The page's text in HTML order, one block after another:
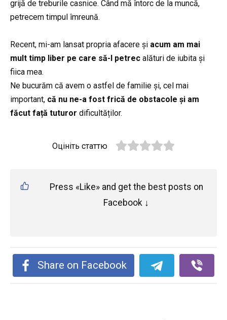
grijă de treburile casnice. Când mă întorc de la muncă,
petrecem timpul îmreună.
Recent, mi-am lansat propria afacere și acum am mai
mult timp liber pe care să-l petrec alături de iubita și
fiica mea.
Ne bucurăm că avem o astfel de familie și, cel mai
important, că nu ne-a fost frică de obstacole și am
făcut față tuturor dificultăților.
Оцініть статтю
Press «Like» and get the best posts on
Facebook ↓
Share on Facebook